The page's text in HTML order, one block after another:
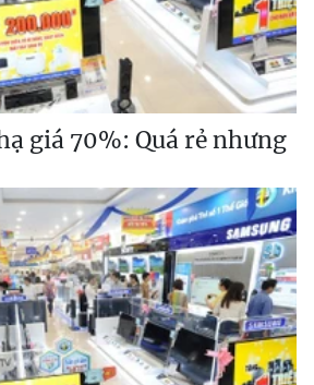
giá 70%: Quá rẻ nhưng